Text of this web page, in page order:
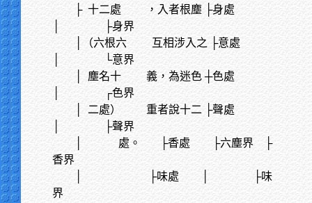
├ 十二處 ，入者根塵 ├身處
│ ├身界
│（六根六 互相涉入之 ├意處
│ └意界
│
塵名十 義，為迷色 ┼色處
│ ┌色界
│
二處） 重者說十二 ├聲處
│ ├聲界
│
處。 ├香處 ├六塵界 ├
香界
│
├味處 │ ├味
界